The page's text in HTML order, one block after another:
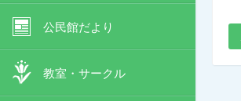
公民館だより
教室・サークル